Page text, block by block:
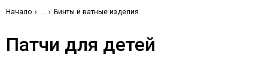
Начало Бинты и ватные изделия
Патчи для детей